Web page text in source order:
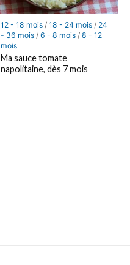
12 - 18 mois/ 18 - 24 mois/ 24
- 36 mois/ 6 - 8 mois/ 8 - 12
mois
Ma sauce tomate
napolitaine, dès 7 mois